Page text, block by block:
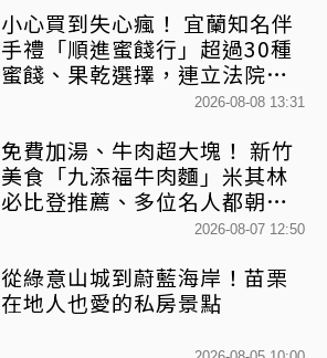
小心買到失心瘋！ 宜蘭知名伴
手禮「順進蜜餞行」超過30種
蜜餞、果乾選擇，連立法院都
2026-08-08 13:31
免費加湯、牛肉超大塊！ 新竹
美食「九添福牛肉麵」米其林
必比登推薦、多位名人都朝聖
2026-08-07 12:50
從綠意山城到蔚藍海岸！苗栗
在地人也愛的私房景點